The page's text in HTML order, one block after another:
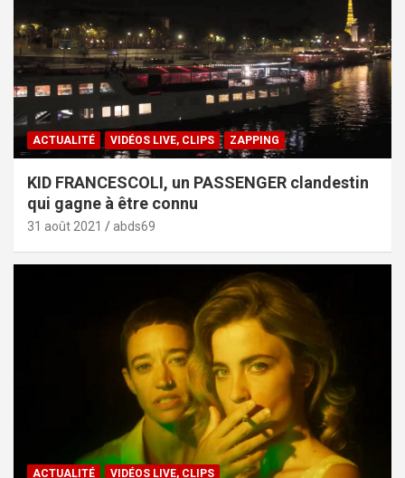
ACTUALITÉ VIDÉOS LIVE, CLIPS ZAPPING
KID FRANCESCOLI, un PASSENGER clandestin
qui gagne à être connu
31 août 2021 abds69
ACTUALITÉ VIDÉOS LIVE, CLIPS